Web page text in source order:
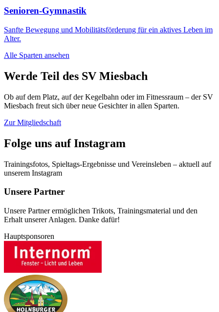
Senioren-Gymnastik
Sanfte Bewegung und Mobilitätsförderung für ein aktives Leben im
Alter.
Alle Sparten ansehen
Werde Teil des SV Miesbach
Ob auf dem Platz, auf der Kegelbahn oder im Fitnessraum – der SV
Miesbach freut sich über neue Gesichter in allen Sparten.
Zur Mitgliedschaft
Folge uns auf Instagram
Trainingsfotos, Spieltags-Ergebnisse und Vereinsleben – aktuell auf
unserem Instagram
Unsere Partner
Unsere Partner ermöglichen Trikots, Trainingsmaterial und den
Erhalt unserer Anlagen. Danke dafür!
Hauptsponsoren